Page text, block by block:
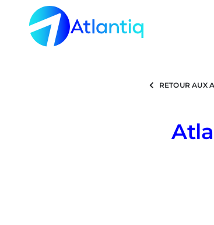
contenu
RETOUR AUX